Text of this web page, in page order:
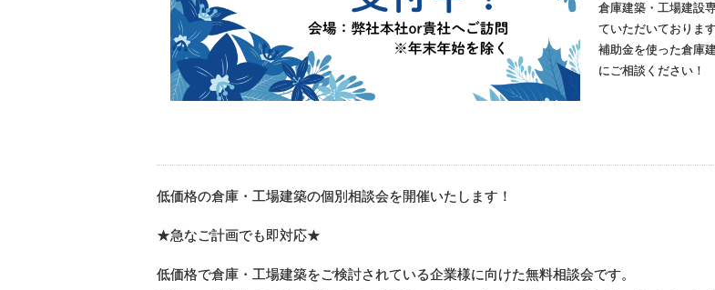
倉庫建築・工場建設
ていただいております
補助金を使った倉庫
にご相談ください！
低価格の倉庫・工場建築の個別相談会を開催いたします！
★急なご計画でも即対応★
低価格で倉庫・工場建築をご検討されている企業様に向けた無料相談会です。